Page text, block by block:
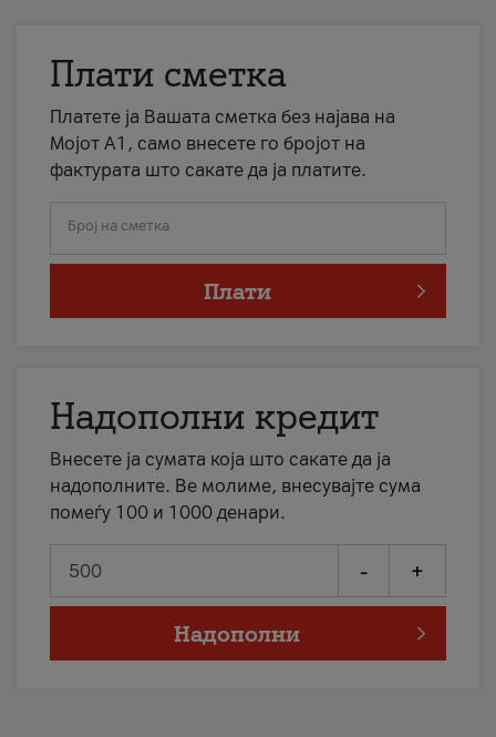
Плати сметка
Платете ја Вашата сметка без најава на
Мојот А1, само внесете го бројот на
фактурата што сакате да ја платите.
Број на сметка
Плати
Надополни кредит
Внесете ја сумата која што сакате да ја
надополните. Ве молиме, внесувајте сума
помеѓу 100 и 1000 денари.
- +
Надополни